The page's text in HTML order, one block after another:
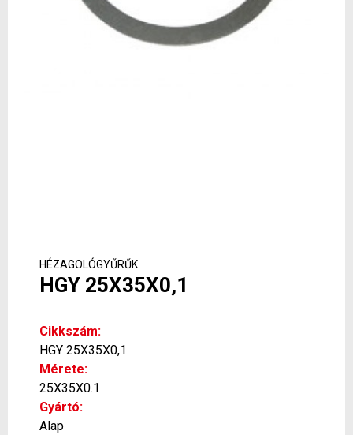
HÉZAGOLÓGYŰRŰK
HGY 25X35X0,1
Cikkszám:
HGY 25X35X0,1
Mérete:
25X35X0.1
Gyártó:
Alap